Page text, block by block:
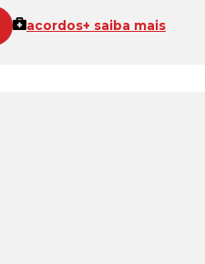
acordos+ saiba mais